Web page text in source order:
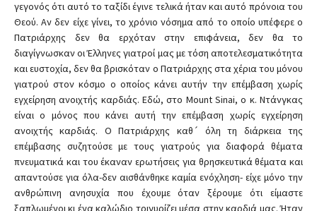
γεγονός ότι αυτό το ταξίδι έγινε τελικά ήταν και αυτό πρόνοια του
Θεού. Αν δεν είχε γίνει, το χρόνιο νόσημα από το οποίο υπέφερε ο
Πατριάρχης δεν θα ερχόταν στην επιφάνεια, δεν θα το
διαγίγνωσκαν οι Έλληνες γιατροί μας με τόση αποτελεσματικότητα
και ευστοχία, δεν θα βρισκόταν ο Πατριάρχης στα χέρια του μόνου
γιατρού στον κόσμο ο οποίος κάνει αυτήν την επέμβαση χωρίς
εγχείρηση ανοιχτής καρδιάς. Εδώ, στο Mount Sinai, ο κ. Ντάνγκας
είναι ο μόνος που κάνει αυτή την επέμβαση χωρίς εγχείρηση
ανοιχτής καρδιάς. Ο Πατριάρχης καθ´ όλη τη διάρκεια της
επέμβασης συζητούσε με τους γιατρούς για διαφορά θέματα
πνευματικά και του έκαναν ερωτήσεις για θρησκευτικά θέματα και
απαντούσε για όλα-δεν αισθάνθηκε καμία ενόχληση- είχε μόνο την
ανθρώπινη ανησυχία που έχουμε όταν ξέρουμε ότι είμαστε
ξαπλωμένοι κι ένα καλώδιο τριγυρίζει μέσα στην καρδιά μας. Ήταν